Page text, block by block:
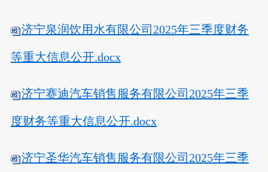
济宁泉润饮用水有限公司2025年三季度财务
等重大信息公开.docx
济宁赛迪汽车销售服务有限公司2025年三季
度财务等重大信息公开.docx
济宁圣华汽车销售服务有限公司2025年三季